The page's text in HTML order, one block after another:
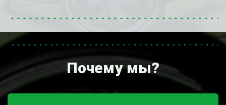
Почему мы?